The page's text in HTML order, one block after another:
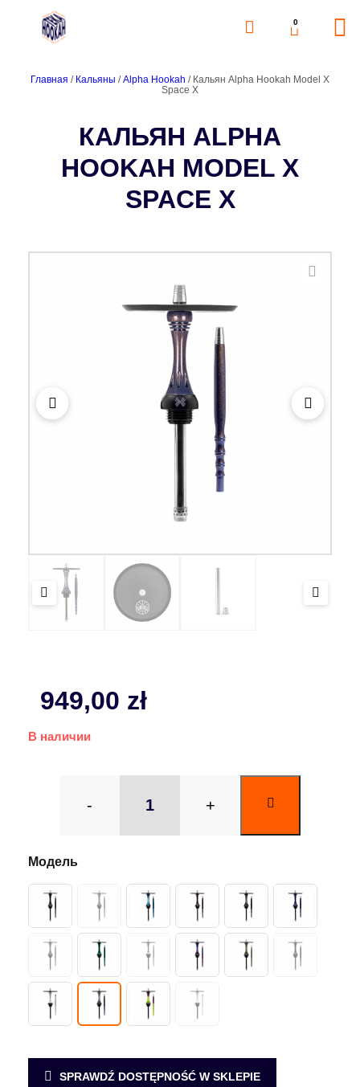
0
Главная / Кальяны /Alpha Hookah / Кальян Alpha Hookah Model X
Space X
КАЛЬЯН ALPHA
HOOKAH MODEL X
SPACE X
949,00 zł
В наличии
- +
SPRAWDŹ DOSTĘPNOŚĆ W SKLEPIE